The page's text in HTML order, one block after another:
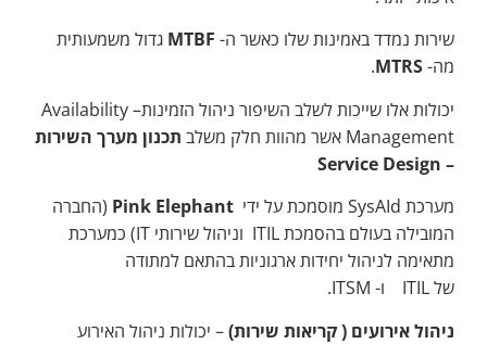
שירות נמדד באמינות שלו כאשר ה- MTBF גדול משמעותית
מה-MTRS
.
יכולות אלו שייכות לשלב השיפור ניהול הזמינות– Availability
Management אשר מהוות חלק משלב
תכנון מערך השירות
– Service Design
מערכת SysAId מוסמכת על ידי
Pink Elephant (החברה
המובילה בעולם בהסמכת ITIL וניהול שירותי IT) כמערכת
מתאימה לניהול יחידות ארגוניות בהתאם למתודה
של ITIL ו- ITSM.
ניהול אירועים ( קריאות שירות)– יכולות ניהול האירוע